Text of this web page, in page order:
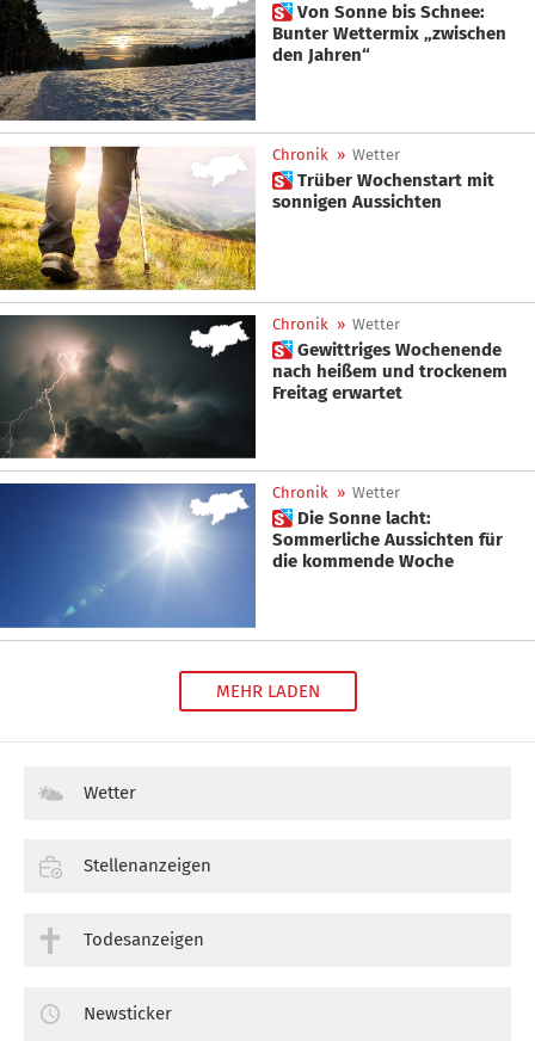
 Von Sonne bis Schnee:
Bunter Wettermix „zwischen
den Jahren“
Chronik » Wetter
 Trüber Wochenstart mit
sonnigen Aussichten
Chronik » Wetter
 Gewittriges Wochenende
nach heißem und trockenem
Freitag erwartet
Chronik » Wetter
 Die Sonne lacht:
Sommerliche Aussichten für
die kommende Woche
MEHR LADEN
Wetter
Stellenanzeigen
Todesanzeigen
Newsticker